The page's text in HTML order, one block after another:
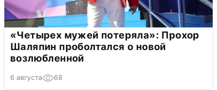
«Четырех мужей потеряла»: Прохор
Шаляпин проболтался о новой
возлюбленной
6 августа 68